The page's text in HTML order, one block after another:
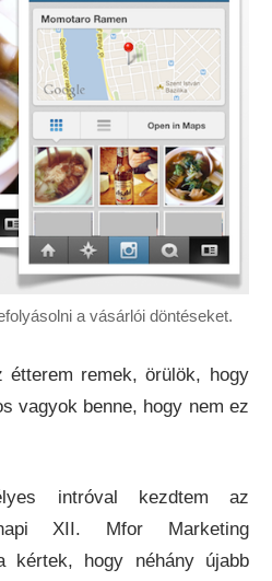
a vásárlói döntéseket.
remek, örülök, hogy
vagyok benne, hogy nem ez
intróval kezdtem az
XII. Mfor Marketing
kértek, hogy néhány újabb